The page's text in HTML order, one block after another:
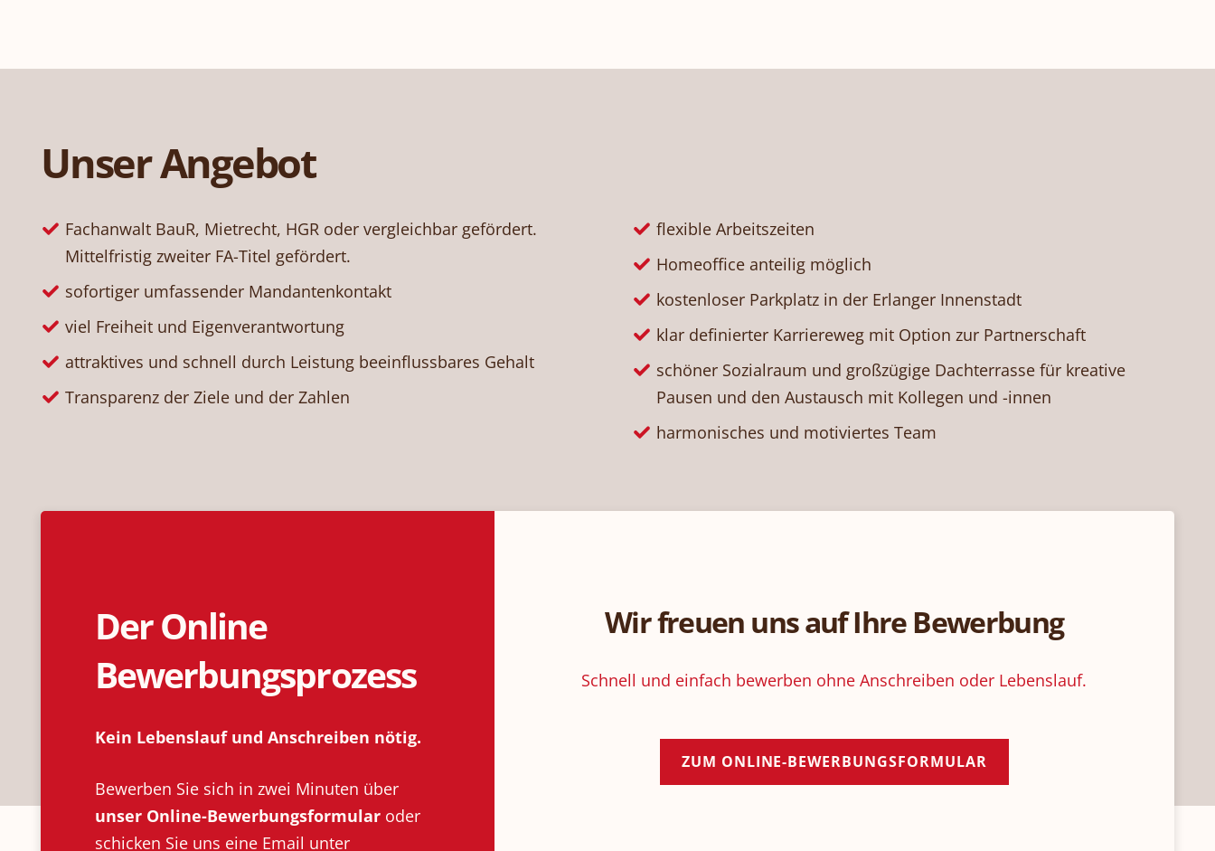
Unser Angebot
Fachanwalt BauR, Mietrecht, HGR oder vergleichbar gefördert.
Mittelfristig zweiter FA-Titel gefördert.
sofortiger umfassender Mandantenkontakt
viel Freiheit und Eigenverantwortung
attraktives und schnell durch Leistung beeinflussbares Gehalt
Transparenz der Ziele und der Zahlen
flexible Arbeitszeiten
Homeoffice anteilig möglich
kostenloser Parkplatz in der Erlanger Innenstadt
klar definierter Karriereweg mit Option zur Partnerschaft
schöner Sozialraum und großzügige Dachterrasse für kreative
Pausen und den Austausch mit Kollegen und -innen
harmonisches und motiviertes Team
Der Online
Bewerbungsprozess
Kein Lebenslauf und Anschreiben nötig.
Bewerben Sie sich in zwei Minuten über
unser Online-Bewerbungsformular oder
schicken Sie uns eine Email unter
Wir freuen uns auf Ihre Bewerbung
Schnell und einfach bewerben ohne Anschreiben oder Lebenslauf.
ZUM ONLINE-BEWERBUNGSFORMULAR